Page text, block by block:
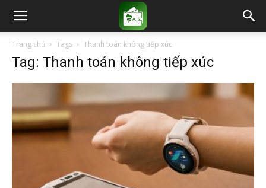
Trang chủ Tags Thanh toán không tiếp xúc
Tag: Thanh toán không tiếp xúc